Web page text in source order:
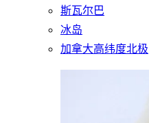
斯瓦尔巴
冰岛
加拿大高纬度北极